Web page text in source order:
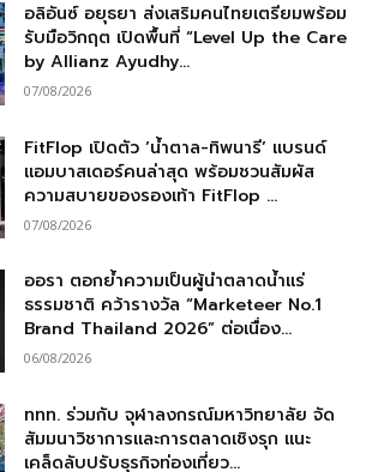
อลิอันซ์ อยุธยา ส่งเสริมคนไทยเตรียมพร้อม
รับมือวิกฤต เปิดพื้นที่ “Level Up the Care
by Allianz Ayudhy...
07/08/2026
FitFlop เปิดตัว ‘น้ำตาล-ทิพนารี’ แบรนด์
แอมบาสเดอร์คนล่าสุด พร้อมชวนสัมผัส
ความสบายของรองเท้า FitFlop ...
07/08/2026
ออรา ตอกย้ำความเป็นผู้นำตลาดน้ำแร่
ธรรมชาติ คว้ารางวัล “Marketeer No.1
Brand Thailand 2026” ต่อเนื่อง...
06/08/2026
ททท. ร่วมกับ จุฬาลงกรณ์มหาวิทยาลัย จัด
สัมมนาวิชาการและการตลาดเชิงรุก แนะ
เคล็ดลับปรับธุรกิจท่องเที่ยว...